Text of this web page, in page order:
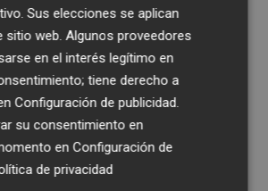
con un baño de masas en su
voy siempre digo que soy de Foios"
Sus elecciones se aplican
sitio web. Algunos proveedores
en el interés legítimo en
tiene derecho a
Configuración de publicidad
su consentimiento en
enConfiguración de
de privacidad